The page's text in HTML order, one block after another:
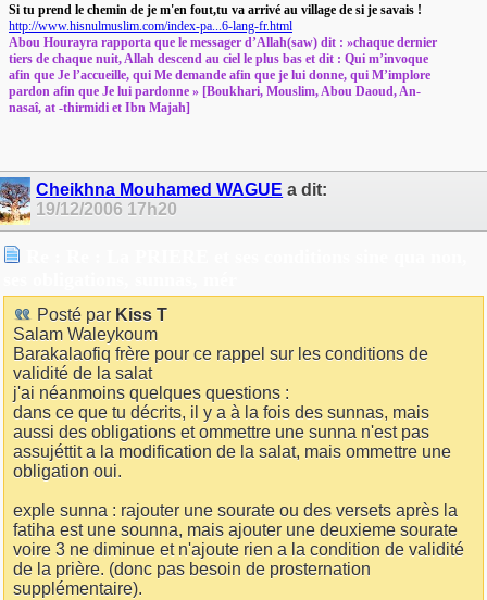
Si tu prend le chemin de je m'en fout,tu va arrivé au village de si je savais !
http://www.hisnulmuslim.com/index-pa...6-lang-fr.html
Abou Hourayra rapporta que le messager d’Allah(saw) dit : »chaque dernier
tiers de chaque nuit, Allah descend au ciel le plus bas et dit : Qui m’invoque
afin que Je l’accueille, qui Me demande afin que je lui donne, qui M’implore
pardon afin que Je lui pardonne » [Boukhari, Mouslim, Abou Daoud, An-
nasaî, at -thirmidi et Ibn Majah]
Cheikhna Mouhamed WAGUE a dit:
19/12/2006 17h20
Posté par Kiss T
Salam Waleykoum
Barakalaofiq frère pour ce rappel sur les conditions de
validité de la salat
j'ai néanmoins quelques questions :
dans ce que tu décrits, il y a à la fois des sunnas, mais
aussi des obligations et ommettre une sunna n'est pas
assujéttit a la modification de la salat, mais ommettre une
obligation oui.
exple sunna : rajouter une sourate ou des versets après la
fatiha est une sounna, mais ajouter une deuxieme sourate
voire 3 ne diminue et n'ajoute rien a la condition de validité
de la prière. (donc pas besoin de prosternation
supplémentaire).